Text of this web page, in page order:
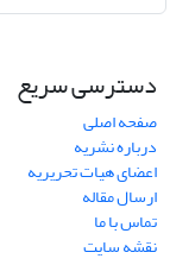
دسترسی سریع
صفحه اصلی
درباره نشریه
اعضای هیات تحریریه
ارسال مقاله
تماس با ما
نقشه سایت